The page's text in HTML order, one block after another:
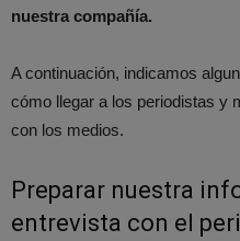
nuestra compañía.
A continuación, indicamos
cómo llegar a los periodistas y
con los medios.
Preparar nuestra
entrevista con el